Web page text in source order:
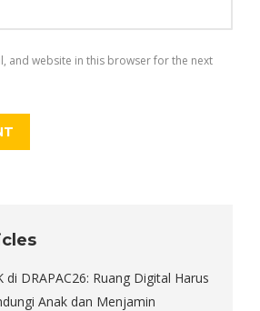
and website in this browser for the next
di DRAPAC26: Ruang Digital Harus
Anak dan Menjamin